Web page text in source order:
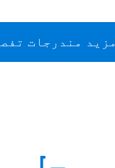
مزید مندرجات